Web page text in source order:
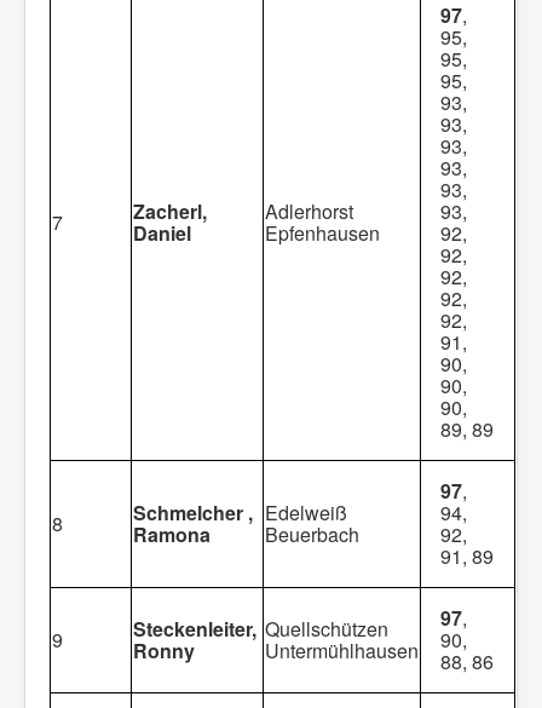
7 Zacherl,
Daniel
Adlerhorst
Epfenhausen
97,
95,
95,
95,
93,
93,
93,
93,
93,
93,
92,
92,
92,
92,
92,
91,
90,
90,
90,
89, 89
8 Schmelcher ,
Ramona
Edelweiß
Beuerbach
97,
94,
92,
91, 89
9 Steckenleiter,
Ronny
Quellschützen
Untermühlhausen
97,
90,
88, 86